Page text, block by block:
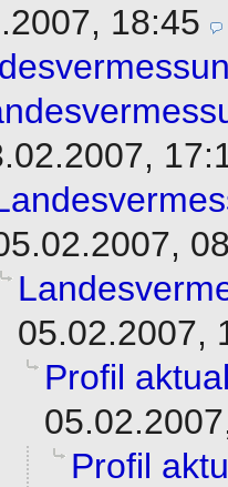
18:45
05.02.2007,
Profil
Profil